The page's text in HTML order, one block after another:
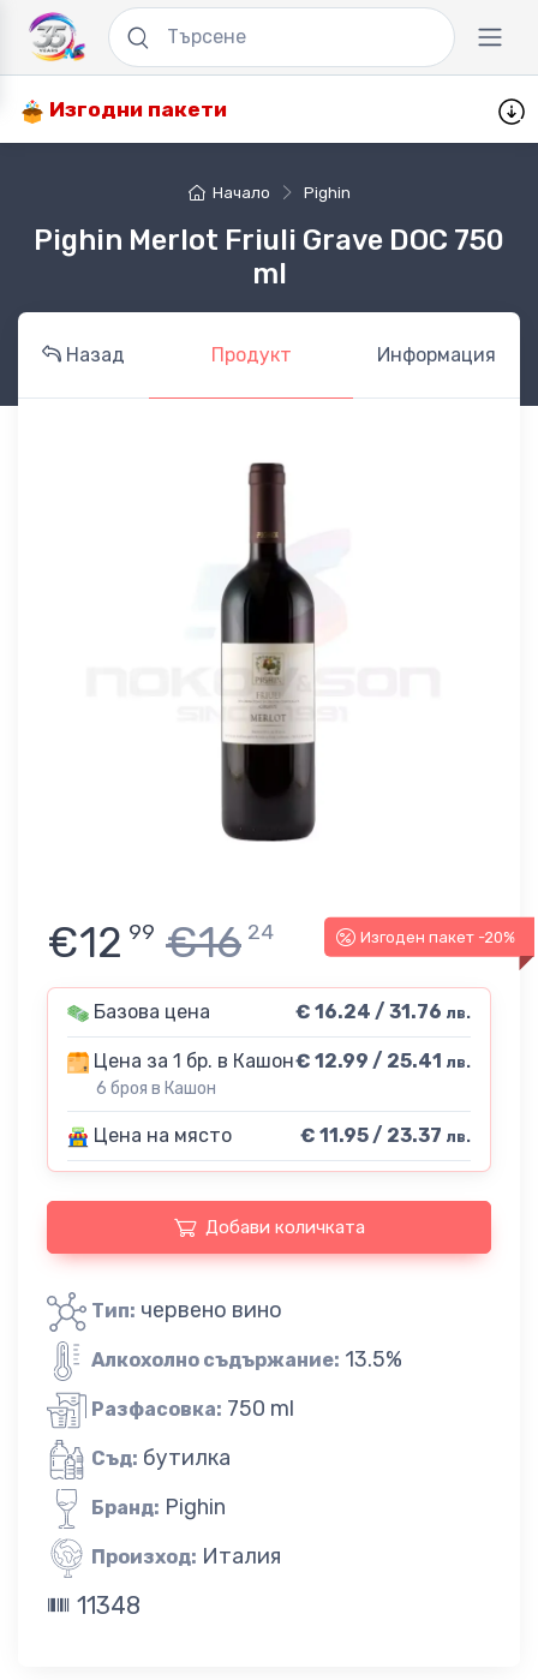
Изгодни пакети
Начало Pighin
Pighin Merlot Friuli Grave DOC 750
ml
Назад Продукт Информация
Изгоден пакет -20%
€12 99 €16 24
Базова цена € 16.24 / 31.76 лв.
Цена за 1 бр. в Кашон
6 броя в Кашон
€ 12.99 / 25.41 лв.
Цена на място € 11.95 / 23.37 лв.
Добави количката
Тип: червено вино
Алкохолно съдържание: 13.5%
Разфасовка: 750 ml
Съд: бутилка
Бранд: Pighin
Произход: Италия
11348